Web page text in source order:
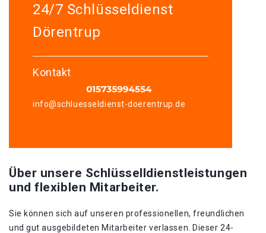
24/7 Schlüsseldienst
Dörentrup
Kontakt
info@schluesseldienst-doerentrup.de
Über unsere Schlüsselldienstleistungen
und flexiblen Mitarbeiter.
Sie können sich auf unseren professionellen, freundlichen
und gut ausgebildeten Mitarbeiter verlassen. Dieser 24-